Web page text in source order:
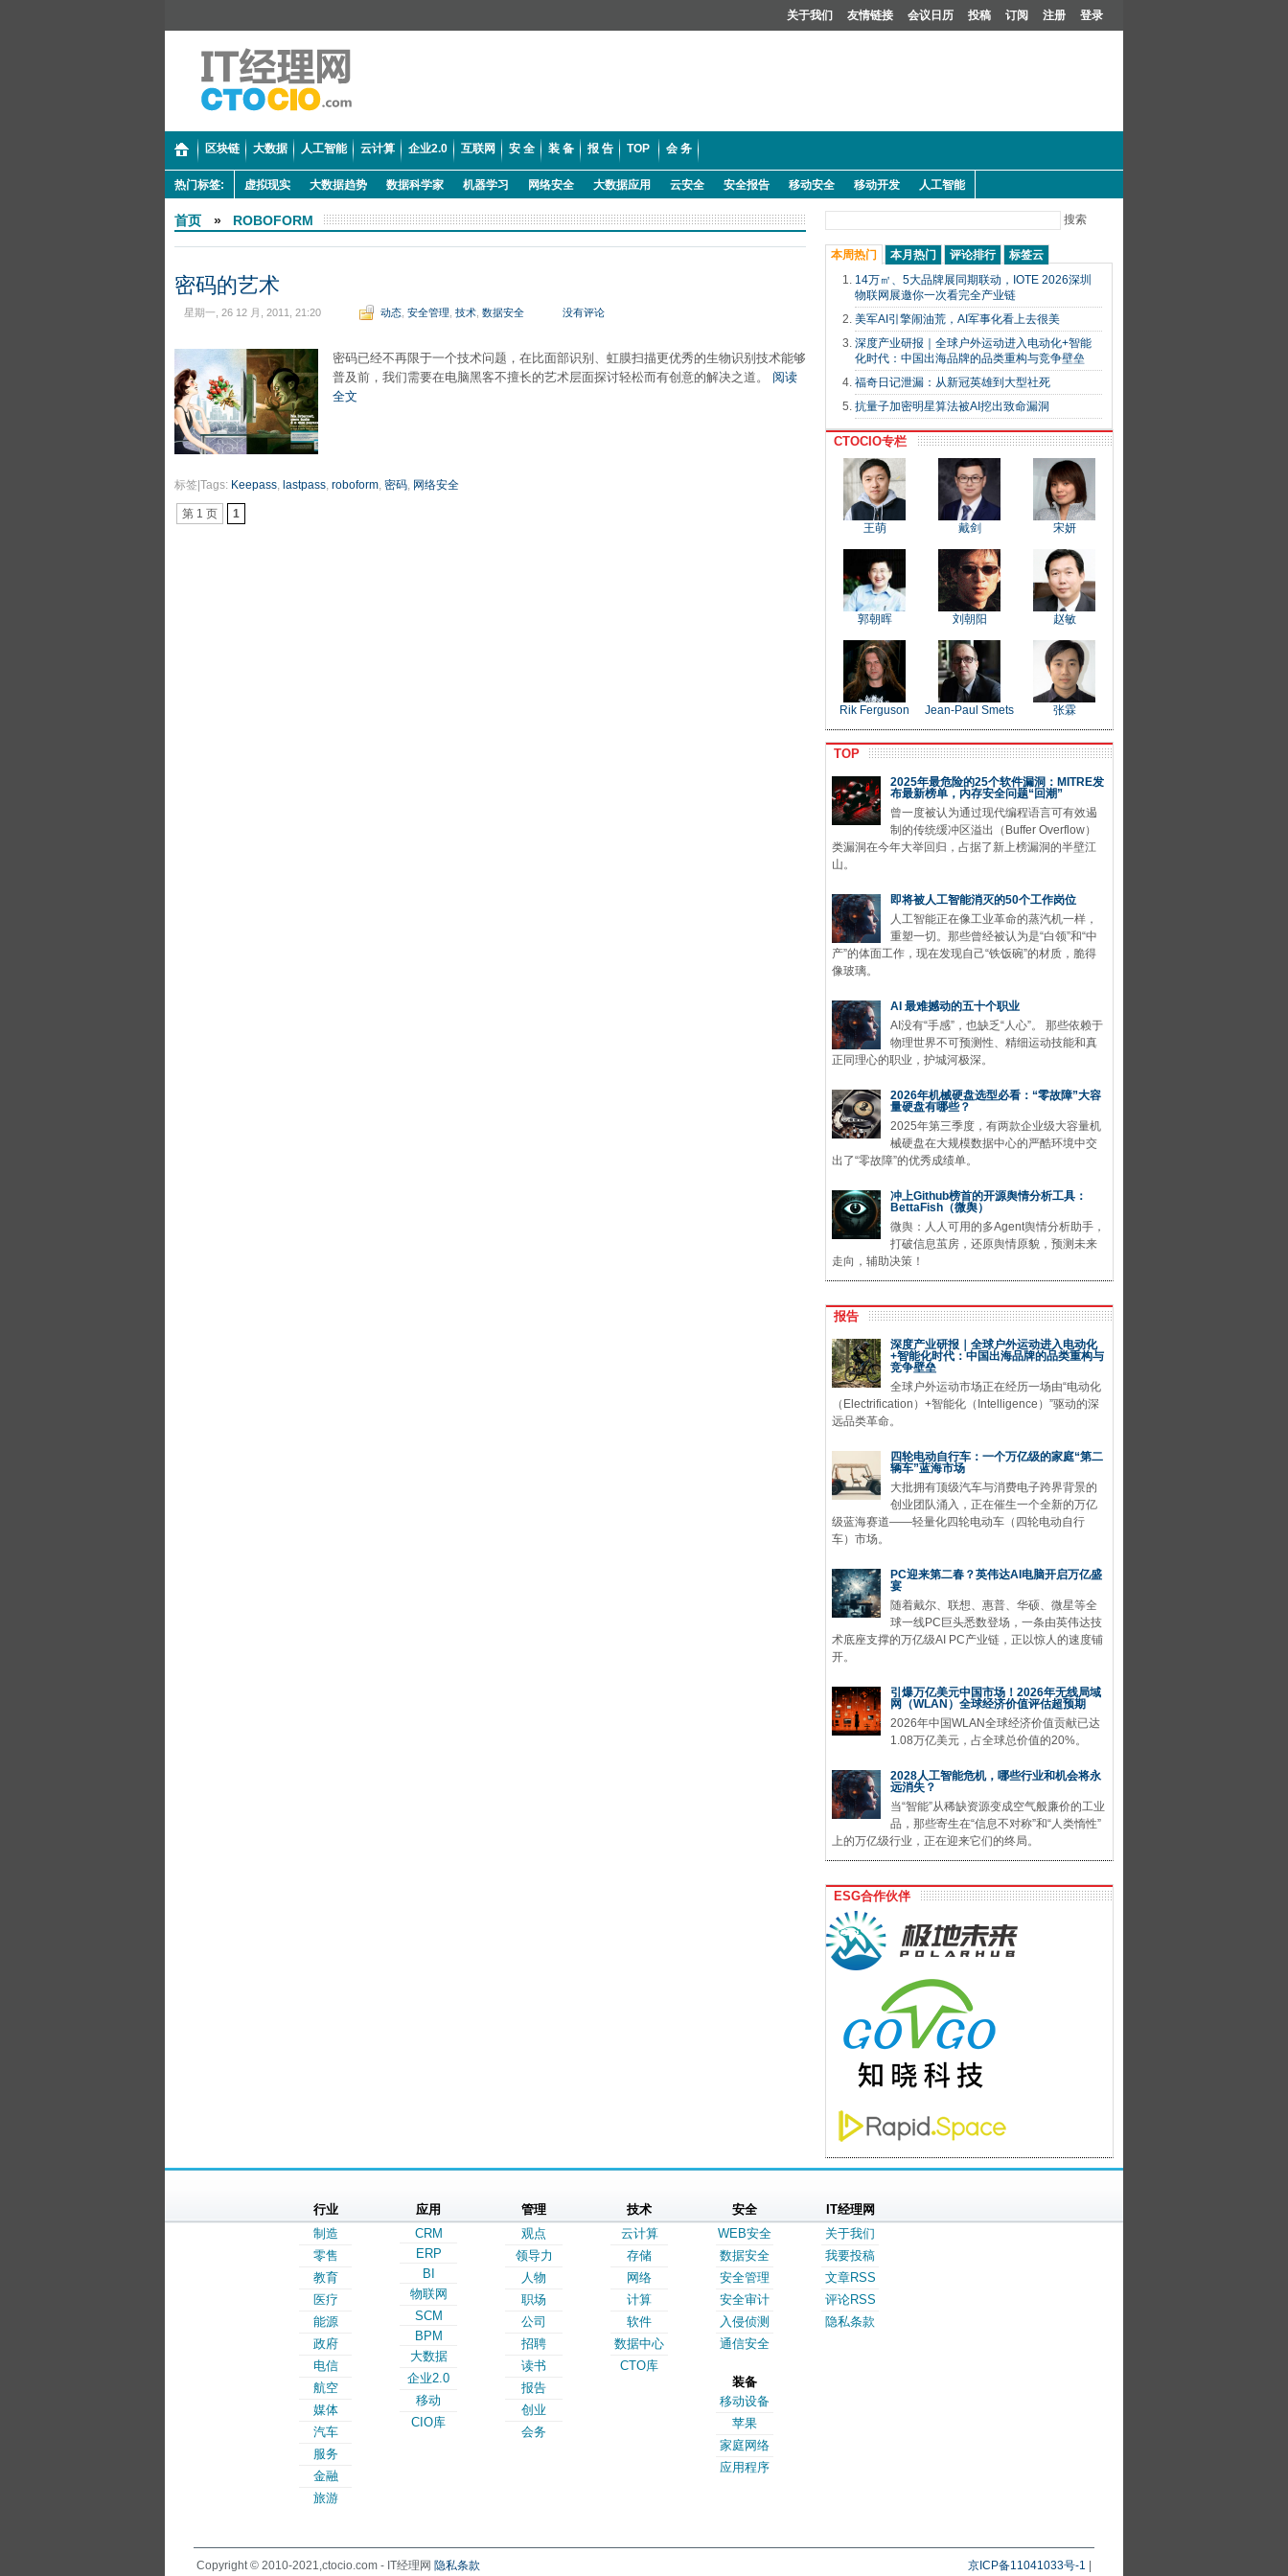
关于我们 友情链接 会议日历 投稿 订阅 注册 登录
区块链 大数据 人工智能 云计算 企业2.0 互联网 安 全 装 备 报 告 TOP 会 务
热门标签: 虚拟现实 大数据趋势 数据科学家 机器学习 网络安全 大数据应用 云安全 安全报告 移动安全 移动开发 人工智能
首页 » ROBOFORM
密码的艺术
星期一, 26 12 月, 2011, 21:20 动态 安全管理 技术 数据安全 没有评论
密码已经不再限于一个技术问题，在比面部识别、虹膜扫描更优秀的生物识别技术能够
普及前，我们需要在电脑黑客不擅长的艺术层面探讨轻松而有创意的解决之道。 阅读
全文
标签|Tags: Keepass, lastpass, roboform, 密码, 网络安全
第 1 页 1
搜索
本周热门 本月热门 评论排行
标签云
14万㎡、5大品牌展同期联动，IOTE 2026深圳
物联网展邀你一次看完全产业链
美军AI引擎闹油荒，AI军事化看上去很美
深度产业研报｜全球户外运动进入电动化+智能
化时代：中国出海品牌的品类重构与竞争壁垒
福奇日记泄漏：从新冠英雄到大型社死
抗量子加密明星算法被AI挖出致命漏洞
CTOCIO专栏
王萌 戴剑 宋妍
郭朝晖 刘朝阳 赵敏
Rik Ferguson Jean-Paul Smets 张霖
TOP
2025年最危险的25个软件漏洞：MITRE发
布最新榜单，内存安全问题“回潮”
曾一度被认为通过现代编程语言可有效遏
制的传统缓冲区溢出（Buffer Overflow）
类漏洞在今年大举回归，占据了新上榜漏洞的半壁江
山。
即将被人工智能消灭的50个工作岗位
人工智能正在像工业革命的蒸汽机一样，
重塑一切。那些曾经被认为是“白领”和“中
产”的体面工作，现在发现自己“铁饭碗”的材质，脆得
像玻璃。
AI 最难撼动的五十个职业
AI没有“手感”，也缺乏“人心”。 那些依赖于
物理世界不可预测性、精细运动技能和真
正同理心的职业，护城河极深。
2026年机械硬盘选型必看：“零故障”大容
量硬盘有哪些？
2025年第三季度，有两款企业级大容量机
械硬盘在大规模数据中心的严酷环境中交
出了“零故障”的优秀成绩单。
冲上Github榜首的开源舆情分析工具：
BettaFish（微舆）
微舆：人人可用的多Agent舆情分析助手，
打破信息茧房，还原舆情原貌，预测未来
走向，辅助决策！
报告
深度产业研报｜全球户外运动进入电动化
+智能化时代：中国出海品牌的品类重构与
竞争壁垒
全球户外运动市场正在经历一场由“电动化
（Electrification）+智能化（Intelligence）”驱动的深
远品类革命。
四轮电动自行车：一个万亿级的家庭“第二
辆车”蓝海市场
大批拥有顶级汽车与消费电子跨界背景的
创业团队涌入，正在催生一个全新的万亿
级蓝海赛道——轻量化四轮电动车（四轮电动自行
车）市场。
PC迎来第二春？英伟达AI电脑开启万亿盛
宴
随着戴尔、联想、惠普、华硕、微星等全
球一线PC巨头悉数登场，一条由英伟达技
术底座支撑的万亿级AI PC产业链，正以惊人的速度铺
开。
引爆万亿美元中国市场！2026年无线局域
网（WLAN）全球经济价值评估超预期
2026年中国WLAN全球经济价值贡献已达
1.08万亿美元，占全球总价值的20%。
2028人工智能危机，哪些行业和机会将永
远消失？
当“智能”从稀缺资源变成空气般廉价的工业
品，那些寄生在“信息不对称”和“人类惰性”
上的万亿级行业，正在迎来它们的终局。
ESG合作伙伴
行业
制造
零售
教育
医疗
能源
政府
电信
航空
媒体
汽车
服务
金融
旅游
应用
CRM
ERP
BI
物联网
SCM
BPM
大数据
企业2.0
移动
CIO库
管理
观点
领导力
人物
职场
公司
招聘
读书
报告
创业
会务
技术
云计算
存储
网络
计算
软件
数据中心
CTO库
安全
WEB安全
数据安全
安全管理
安全审计
入侵侦测
通信安全
装备
移动设备
苹果
家庭网络
应用程序
IT经理网
关于我们
我要投稿
文章RSS
评论RSS
隐私条款
Copyright © 2010-2021,ctocio.com - IT经理网 隐私条款 京ICP备11041033号-1